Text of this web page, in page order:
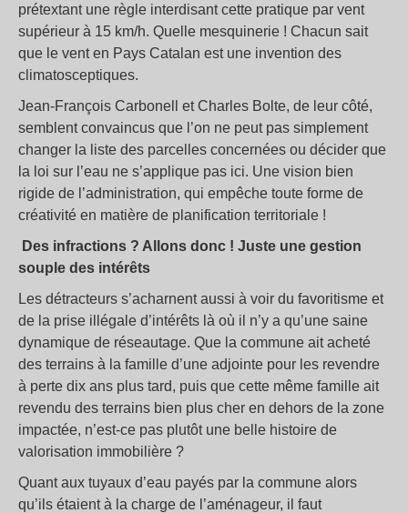
prétextant une règle interdisant cette pratique par vent
supérieur à 15 km/h. Quelle mesquinerie ! Chacun sait
que le vent en Pays Catalan est une invention des
climatosceptiques.
Jean-François Carbonell et Charles Bolte, de leur côté,
semblent convaincus que l’on ne peut pas simplement
changer la liste des parcelles concernées ou décider que
la loi sur l’eau ne s’applique pas ici. Une vision bien
rigide de l’administration, qui empêche toute forme de
créativité en matière de planification territoriale !
Des infractions ? Allons donc ! Juste une gestion
souple des intérêts
Les détracteurs s’acharnent aussi à voir du favoritisme et
de la prise illégale d’intérêts là où il n’y a qu’une saine
dynamique de réseautage. Que la commune ait acheté
des terrains à la famille d’une adjointe pour les revendre
à perte dix ans plus tard, puis que cette même famille ait
revendu des terrains bien plus cher en dehors de la zone
impactée, n’est-ce pas plutôt une belle histoire de
valorisation immobilière ?
Quant aux tuyaux d’eau payés par la commune alors
qu’ils étaient à la charge de l’aménageur, il faut